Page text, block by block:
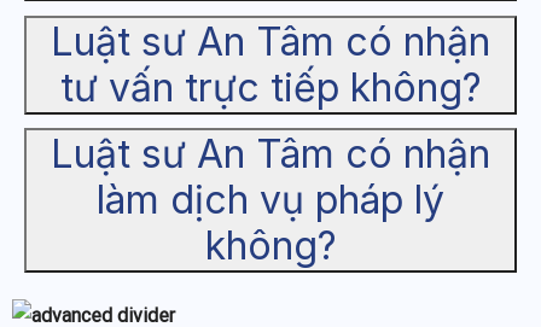
Luật sư An Tâm có nhận
tư vấn trực tiếp không?
Luật sư An Tâm có nhận
làm dịch vụ pháp lý
không?